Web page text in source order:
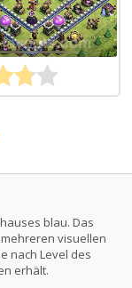
blau. Das
visuellen
nach Level des
erhält.